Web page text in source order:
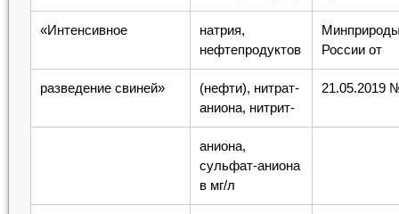
«Интенсивное
натрия,
нефтепродуктов
России от
разведение свиней»
(нефти), нитрат-
аниона, нитрит-
21.05.2019
аниона,
сульфат-аниона
в мг/л